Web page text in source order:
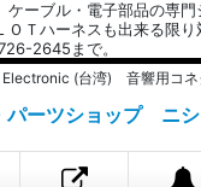
ケーブル・電子部品の専
ＯＴハーネスも出来る限り
2645まで。
(台湾) 音響用コネ
パーツショップ ニ